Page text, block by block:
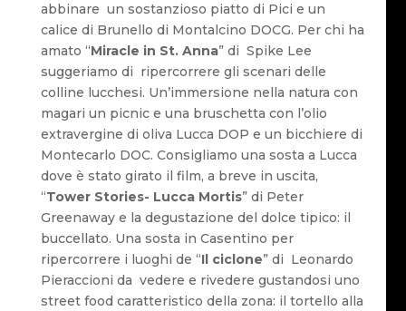
abbinare un sostanzioso piatto di Pici e un
calice di Brunello di Montalcino DOCG. Per chi ha
amato “Miracle in St. Anna” di Spike Lee
suggeriamo di ripercorrere gli scenari delle
colline lucchesi. Un’immersione nella natura con
magari un picnic e una bruschetta con l’olio
extravergine di oliva Lucca DOP e un bicchiere di
Montecarlo DOC. Consigliamo una sosta a Lucca
dove è stato girato il film, a breve in uscita,
“Tower Stories- Lucca Mortis” di Peter
Greenaway e la degustazione del dolce tipico: il
buccellato. Una sosta in Casentino per
ripercorrere i luoghi de “Il ciclone” di Leonardo
Pieraccioni da vedere e rivedere gustandosi uno
street food caratteristico della zona: il tortello alla